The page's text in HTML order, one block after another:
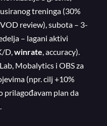
treninga (30%
review), subota – 3-
– lagani aktivi
D, winrate , accuracy).
Mobalytics i OBS za
(npr. cilj +10%
prilagođavam plan da